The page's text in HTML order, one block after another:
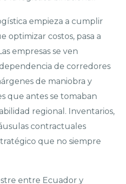
empieza a cumplir
optimizar costos, pasa a
empresas se ven
de corredores
de maniobra y
que antes se tomaban
regional. Inventarios,
contractuales
que no siempre
entre Ecuador y